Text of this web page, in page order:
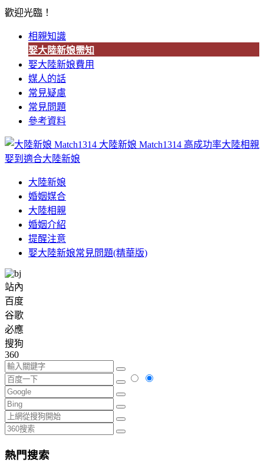
歡迎光臨！
相親知識
娶大陸新娘需知
娶大陸新娘費用
媒人的話
常見疑慮
常見問題
參考資料
大陸新娘 Match1314 高成功率大陸相親
娶到適合大陸新娘
大陸新娘
婚姻媒合
大陸相親
婚姻介紹
提醒注意
娶大陸新娘常見問題(精華版)
站內
百度
谷歌
必應
搜狗
360
熱門搜索